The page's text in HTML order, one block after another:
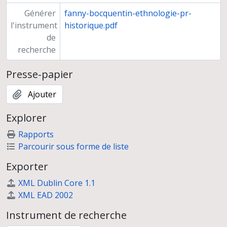
Générer
l'instrument
de
recherche
fanny-bocquentin-ethnologie-pr-
historique.pdf
Presse-papier
Ajouter
Explorer
Rapports
Parcourir sous forme de liste
Exporter
XML Dublin Core 1.1
XML EAD 2002
Instrument de recherche